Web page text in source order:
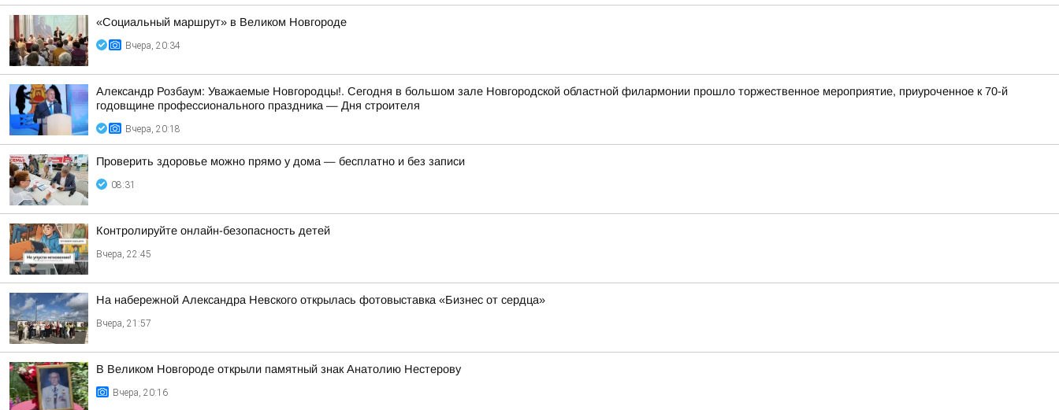
«Социальный маршрут» в Великом Новгороде
Вчера, 20:34
Александр Розбаум: Уважаемые Новгородцы!. Сегодня в большом зале Новгородской областной филармонии прошло торжественное мероприятие, приуроченное к 70-й
годовщине профессионального праздника — Дня строителя
Вчера, 20:18
Проверить здоровье можно прямо у дома — бесплатно и без записи
08:31
Контролируйте онлайн-безопасность детей
Вчера, 22:45
На набережной Александра Невского открылась фотовыставка «Бизнес от сердца»
Вчера, 21:57
В Великом Новгороде открыли памятный знак Анатолию Нестерову
Вчера, 20:16